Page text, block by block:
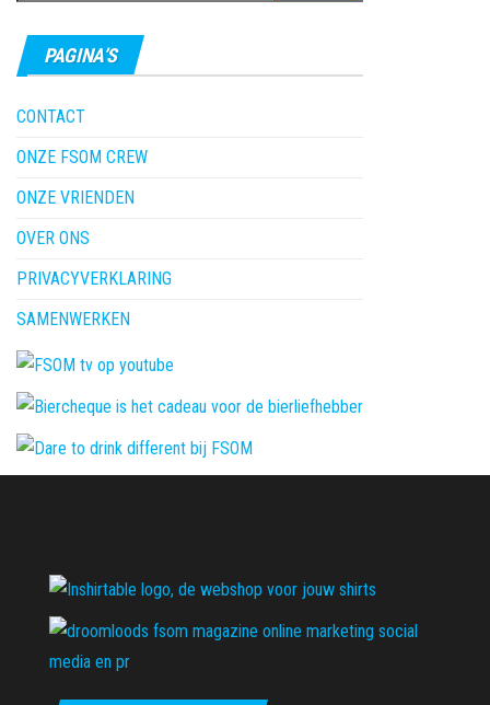
PAGINA’S
CONTACT
ONZE FSOM CREW
ONZE VRIENDEN
OVER ONS
PRIVACYVERKLARING
SAMENWERKEN